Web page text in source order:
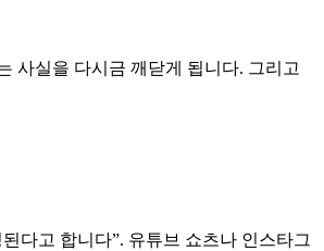
사실을 다시금 깨닫게 됩니다. 그리고
다고 합니다”. 유튜브 쇼츠나 인스타그